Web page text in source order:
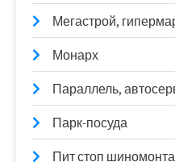
Мегастрой,
Монарх
Параллель,
Парк-посуда
Пит стоп